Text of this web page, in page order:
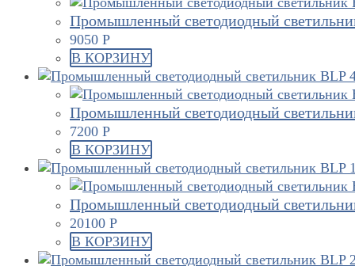
Промышленный светодиодный
9050 Р
В КОРЗИНУ
Промышленный светодиодный
7200 Р
В КОРЗИНУ
Промышленный светодиодный
20100 Р
В КОРЗИНУ